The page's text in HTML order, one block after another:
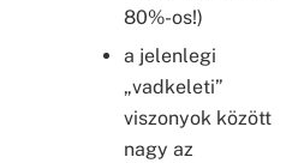
80%-os!)
a jelenlegi
„vadkeleti”
viszonyok között
nagy az